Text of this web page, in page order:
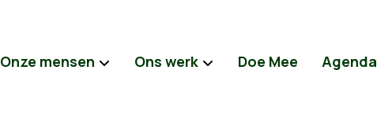
Onze mensen Ons werk Doe Mee Agenda